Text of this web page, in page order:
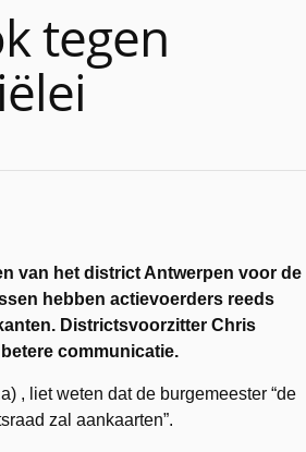
tegen
van het district Antwerpen voor de
hebben actievoerders reeds
Districtsvoorzitter Chris
communicatie.
, liet weten dat de burgemeester “de
zal aankaarten”.